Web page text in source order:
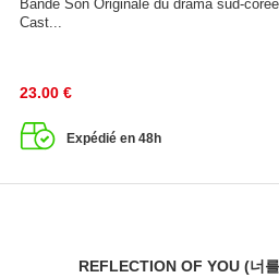
Bande Son Originale du drama sud-
Cast...
23.00 €
Expédié en 48h
REFLECTION OF YOU (너